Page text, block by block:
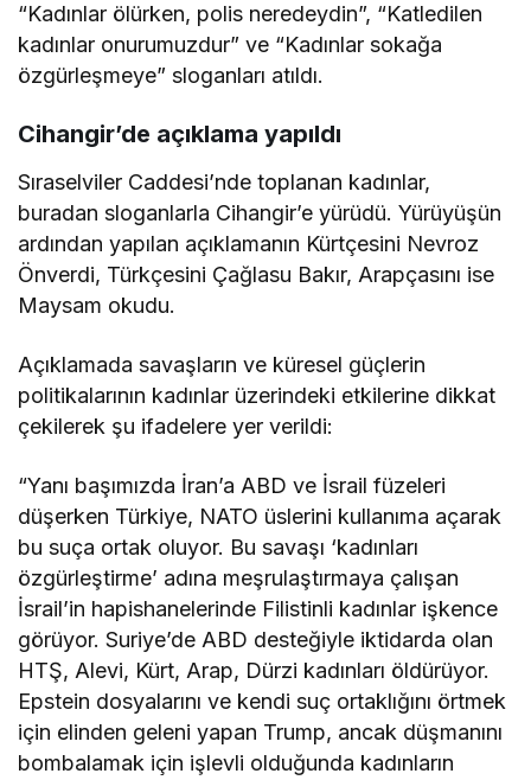
“Kadınlar ölürken, polis neredeydin”, “Katledilen
kadınlar onurumuzdur” ve “Kadınlar sokağa
özgürleşmeye” sloganları atıldı.
Cihangir’de açıklama yapıldı
Sıraselviler Caddesi’nde toplanan kadınlar,
buradan sloganlarla Cihangir’e yürüdü. Yürüyüşün
ardından yapılan açıklamanın Kürtçesini Nevroz
Önverdi, Türkçesini Çağlasu Bakır, Arapçasını ise
Maysam okudu.
Açıklamada savaşların ve küresel güçlerin
politikalarının kadınlar üzerindeki etkilerine dikkat
çekilerek şu ifadelere yer verildi:
“Yanı başımızda İran’a ABD ve İsrail füzeleri
düşerken Türkiye, NATO üslerini kullanıma açarak
bu suça ortak oluyor. Bu savaşı ‘kadınları
özgürleştirme’ adına meşrulaştırmaya çalışan
İsrail’in hapishanelerinde Filistinli kadınlar işkence
görüyor. Suriye’de ABD desteğiyle iktidarda olan
HTŞ, Alevi, Kürt, Arap, Dürzi kadınları öldürüyor.
Epstein dosyalarını ve kendi suç ortaklığını örtmek
için elinden geleni yapan Trump, ancak düşmanını
bombalamak için işlevli olduğunda kadınların